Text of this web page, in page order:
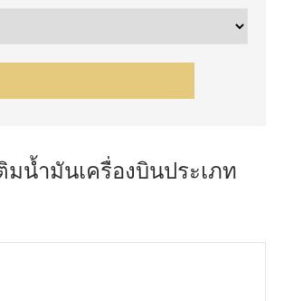
มน้ำมันเครื่องบินประเภท